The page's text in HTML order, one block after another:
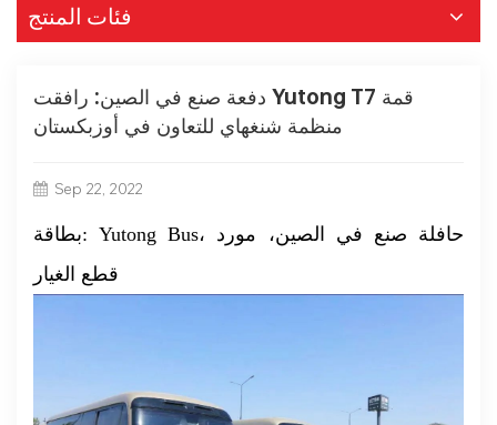
فئات المنتج
دفعة صنع في الصين: رافقت Yutong T7 قمة
منظمة شنغهاي للتعاون في أوزبكستان
Sep 22, 2022
بطاقة: Yutong Bus، حافلة صنع في الصين، مورد
قطع الغيار